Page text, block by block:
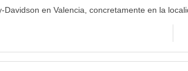
en Valencia, concretamente en la